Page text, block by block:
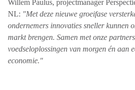
Willem Paulus, projectmanager
NL: "Met deze nieuwe groeifase
ondernemers innovaties sneller kunnen
markt brengen. Samen met onze
voedseloplossingen van morgen én aan
economie."